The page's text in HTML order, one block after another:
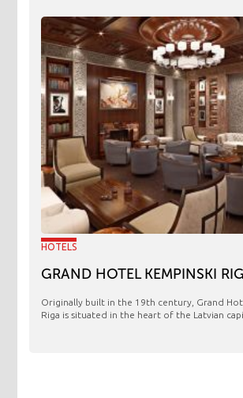
HOTELS
GRAND HOTEL KEMPINSKI
Originally built in the 19th century, Grand
Riga is situated in the heart of the Latvian